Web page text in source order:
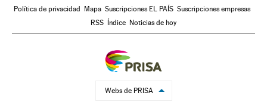
Política de privacidad
Mapa Suscripciones EL PAÍS Suscripciones empresas
RSS
Índice Noticias de hoy
Webs de PRISA